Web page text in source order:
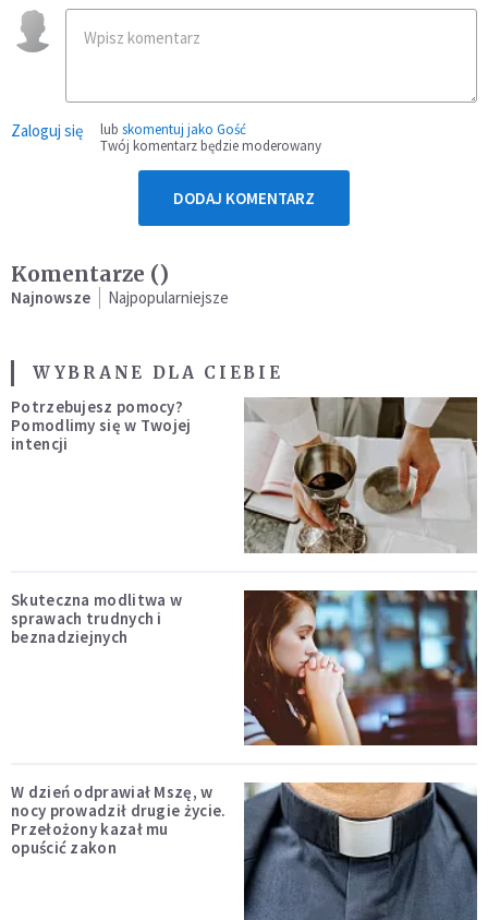
Zaloguj się lub skomentuj jako Gość
Twój komentarz będzie moderowany
DODAJ KOMENTARZ
Komentarze ()
Najnowsze Najpopularniejsze
WYBRANE DLA CIEBIE
Potrzebujesz pomocy?
Pomodlimy się w Twojej
intencji
Skuteczna modlitwa w
sprawach trudnych i
beznadziejnych
W dzień odprawiał Mszę, w
nocy prowadził drugie życie.
Przełożony kazał mu
opuścić zakon